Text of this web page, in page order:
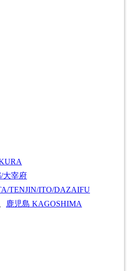
大宰府
TENJIN/ITO/DAZAIFU
鹿児島 KAGOSHIMA